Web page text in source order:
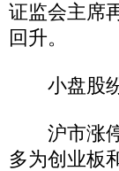
证监会主席
回升。
小盘股纷
沪市涨停8
多为创业板